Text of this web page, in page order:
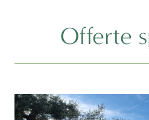
Offerte